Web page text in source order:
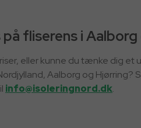
fliserens i
eller kunne du tænke dig
Aalborg og Hjørring?
info@isoleringnord.dk.